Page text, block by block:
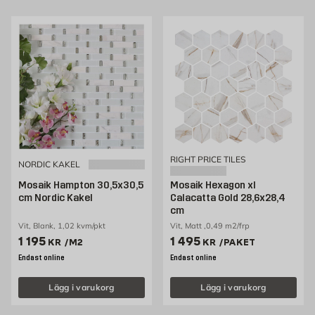
NORDIC KAKEL
Mosaik Hampton 30,5x30,5
cm Nordic Kakel
Vit, Blank, 1,02 kvm/pkt
Pris 1195 kr /m2
1 195 KR /M2
Endast online
Lägg i varukorg
RIGHT PRICE TILES
Mosaik Hexagon xl
Calacatta Gold 28,6x28,4
cm
Vit, Matt ,0,49 m2/frp
Pris 1495 kr /paket
1 495 KR /PAKET
Endast online
Lägg i varukorg